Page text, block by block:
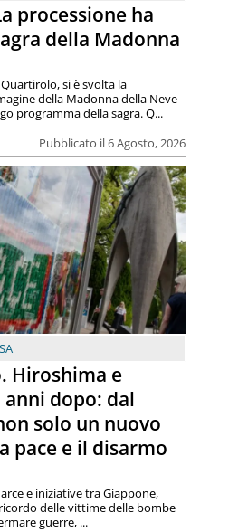
processione ha
della Madonna
Pubblicato il 6 Agosto, 2026
si è svolta la
della Madonna della Neve
programma della sagra. Q...
Hiroshima e
anni dopo: dal
solo un nuovo
pace e il disarmo
e iniziative tra Giappone,
delle vittime delle bombe
guerre, ...